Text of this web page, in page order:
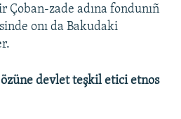
Çoban-zade adına fondunıñ
onı da Bakudaki
devlet teşkil etici etnos